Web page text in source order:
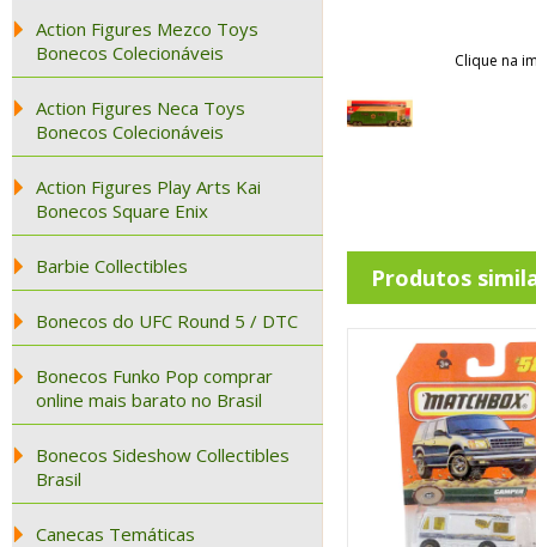
Action Figures Mezco Toys
Bonecos Colecionáveis
Action Figures Neca Toys
Bonecos Colecionáveis
Action Figures Play Arts Kai
Bonecos Square Enix
Barbie Collectibles
Bonecos do UFC Round 5 / DTC
Bonecos Funko Pop comprar
online mais barato no Brasil
Bonecos Sideshow Collectibles
Brasil
Canecas Temáticas
Clique na
Produtos